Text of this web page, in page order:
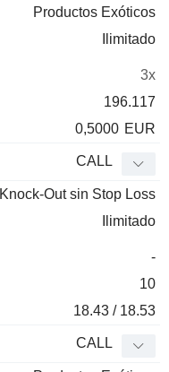
Productos Exóticos
Ilimitado
3x
196.117
0,5000 EUR
CALL
Knock-Out sin Stop Loss
Ilimitado
-
10
18.43 / 18.53
CALL